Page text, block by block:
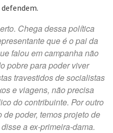
Chega dessa política
que é o pai da
falou em campanha não
pobre para poder viver
travestidos de socialistas
e viagens, não precisa
do contribuinte. Por outro
poder, temos projeto de
a ex-primeira-dama.